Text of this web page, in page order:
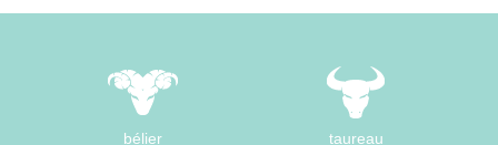
bélier taureau